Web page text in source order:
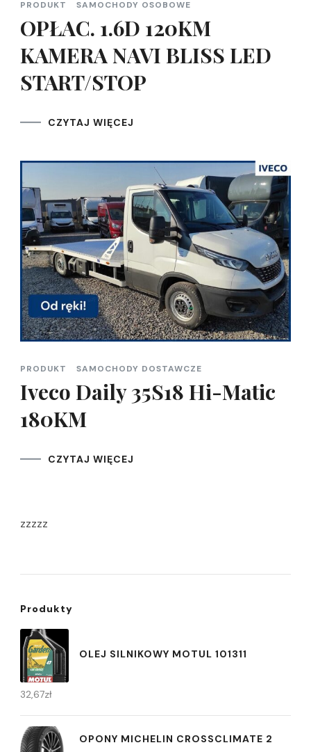
PRODUKT SAMOCHODY OSOBOWE
OPŁAC. 1.6D 120KM
KAMERA NAVI BLISS LED
START/STOP
CZYTAJ WIĘCEJ
PRODUKT SAMOCHODY DOSTAWCZE
Iveco Daily 35S18 Hi-Matic
180KM
CZYTAJ WIĘCEJ
zzzzz
Produkty
OLEJ SILNIKOWY MOTUL 101311
32,67zł
OPONY MICHELIN CROSSCLIMATE 2